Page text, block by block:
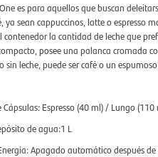
es para aquellos que buscan
ya sean cappuccinos, latte o espresso
contenedor la cantidad de leche que
posee una palanca cromada
sin leche, puede ser café o un
Cápsulas: Espresso (40 ml) / Lungo
de agua:1 L
Apagado automático después